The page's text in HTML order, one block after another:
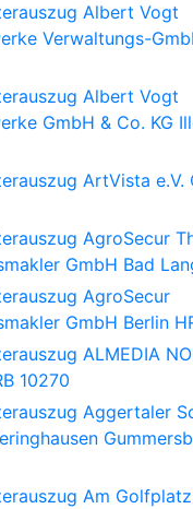
Albert Vogt
Verwaltungs-
Albert Vogt
GmbH & Co. KG
ArtVista e.V.
AgroSecur
GmbH Bad
AgroSecur
GmbH Berlin
ALMEDIA
10270
Aggertaler
Am